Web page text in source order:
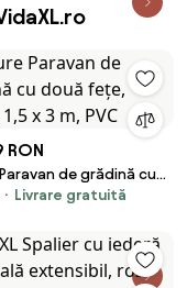
RON
de grădină cu
verde, 1,5 x 3 m, PVC
Livrare gratuită